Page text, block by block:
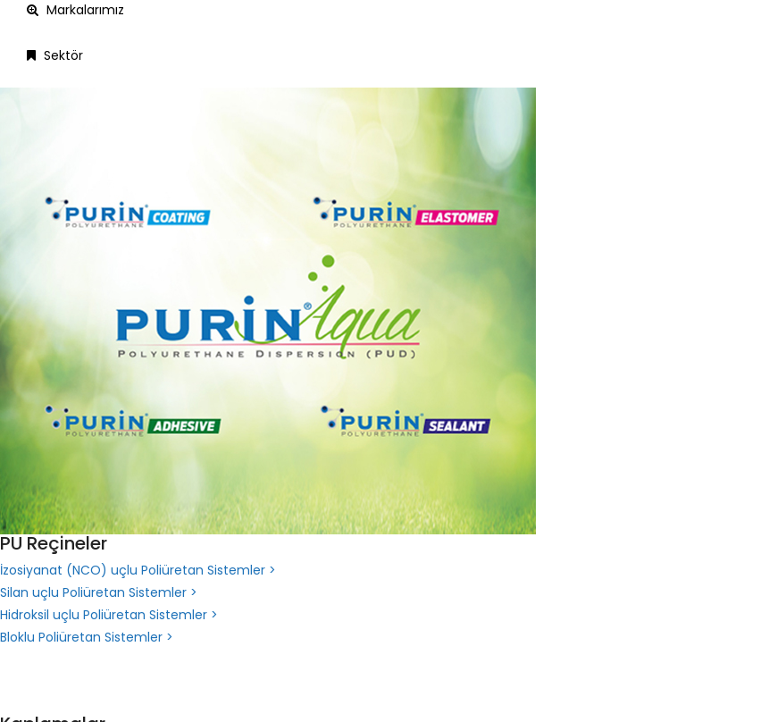
Markalarımız
Sektör
PU Reçineler
İzosiyanat (NCO) uçlu Poliüretan Sistemler >
Silan uçlu Poliüretan Sistemler >
Hidroksil uçlu Poliüretan Sistemler >
Bloklu Poliüretan Sistemler >